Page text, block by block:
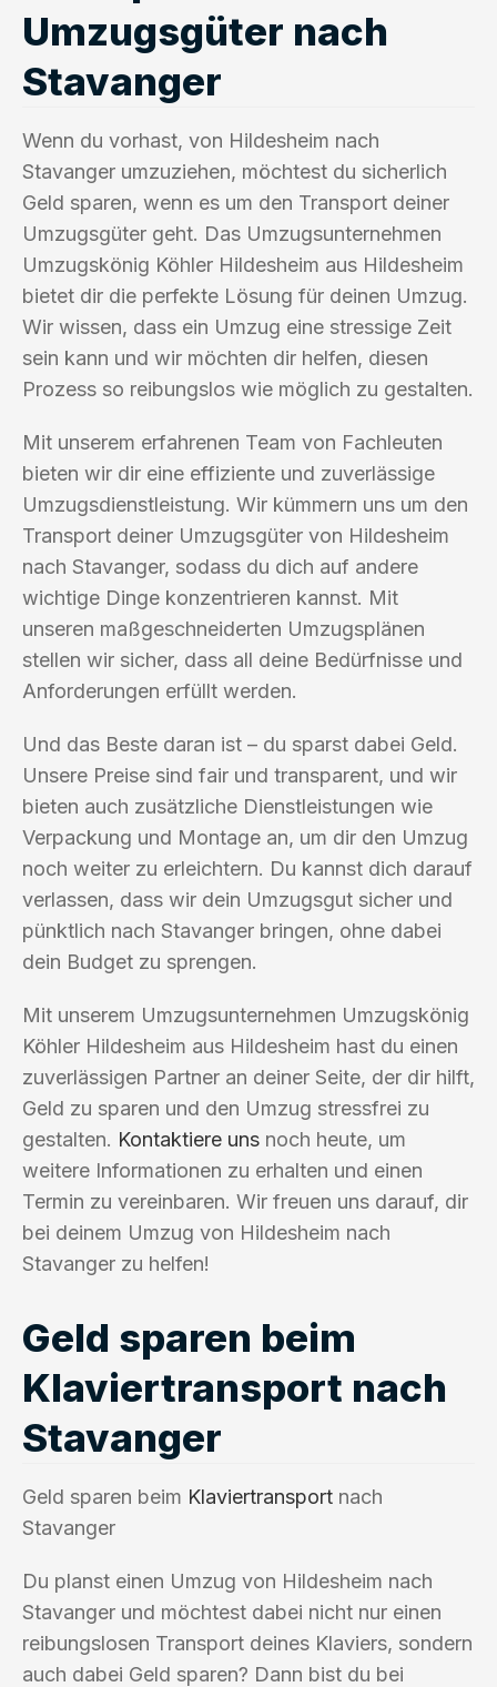
Umzugsgüter nach
Stavanger
Wenn du vorhast, von Hildesheim nach
Stavanger umzuziehen, möchtest du sicherlich
Geld sparen, wenn es um den Transport deiner
Umzugsgüter geht. Das Umzugsunternehmen
Umzugskönig Köhler Hildesheim aus Hildesheim
bietet dir die perfekte Lösung für deinen Umzug.
Wir wissen, dass ein Umzug eine stressige Zeit
sein kann und wir möchten dir helfen, diesen
Prozess so reibungslos wie möglich zu gestalten.
Mit unserem erfahrenen Team von Fachleuten
bieten wir dir eine effiziente und zuverlässige
Umzugsdienstleistung. Wir kümmern uns um den
Transport deiner Umzugsgüter von Hildesheim
nach Stavanger, sodass du dich auf andere
wichtige Dinge konzentrieren kannst. Mit
unseren maßgeschneiderten Umzugsplänen
stellen wir sicher, dass all deine Bedürfnisse und
Anforderungen erfüllt werden.
Und das Beste daran ist – du sparst dabei Geld.
Unsere Preise sind fair und transparent, und wir
bieten auch zusätzliche Dienstleistungen wie
Verpackung und Montage an, um dir den Umzug
noch weiter zu erleichtern. Du kannst dich darauf
verlassen, dass wir dein Umzugsgut sicher und
pünktlich nach Stavanger bringen, ohne dabei
dein Budget zu sprengen.
Mit unserem Umzugsunternehmen Umzugskönig
Köhler Hildesheim aus Hildesheim hast du einen
zuverlässigen Partner an deiner Seite, der dir hilft,
Geld zu sparen und den Umzug stressfrei zu
gestalten. Kontaktiere uns noch heute, um
weitere Informationen zu erhalten und einen
Termin zu vereinbaren. Wir freuen uns darauf, dir
bei deinem Umzug von Hildesheim nach
Stavanger zu helfen!
Geld sparen beim
Klaviertransport nach
Stavanger
Geld sparen beim Klaviertransport nach
Stavanger
Du planst einen Umzug von Hildesheim nach
Stavanger und möchtest dabei nicht nur einen
reibungslosen Transport deines Klaviers, sondern
auch dabei Geld sparen? Dann bist du bei